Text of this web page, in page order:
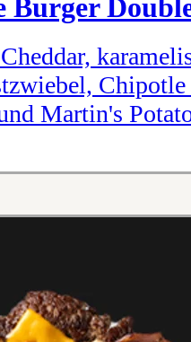
Burger
Martin's